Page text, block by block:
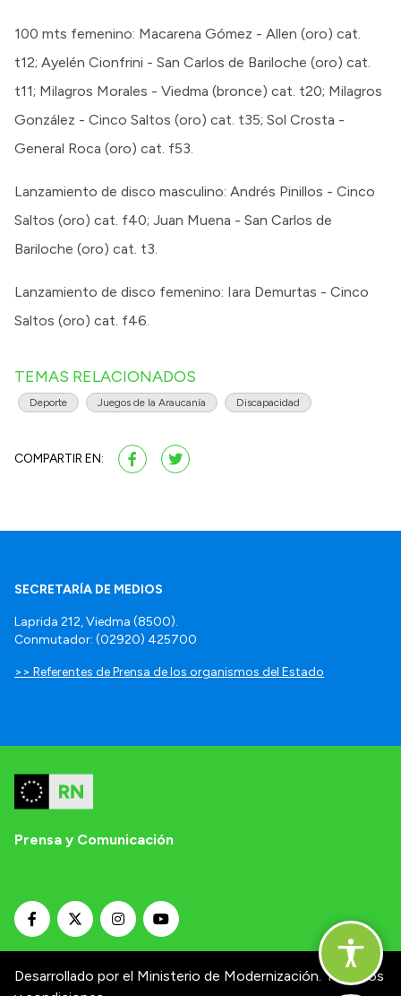
100 mts femenino: Macarena Gómez - Allen (oro) cat.
t12; Ayelén Cionfrini - San Carlos de Bariloche (oro) cat.
t11; Milagros Morales - Viedma (bronce) cat. t20; Milagros
González - Cinco Saltos (oro) cat. t35; Sol Crosta -
General Roca (oro) cat. f53.
Lanzamiento de disco masculino: Andrés Pinillos - Cinco
Saltos (oro) cat. f40; Juan Muena - San Carlos de
Bariloche (oro) cat. t3.
Lanzamiento de disco femenino: Iara Demurtas - Cinco
Saltos (oro) cat. f46.
TEMAS RELACIONADOS
Deporte Juegos de la Araucanía Discapacidad
COMPARTIR EN:
SECRETARÍA DE MEDIOS
Laprida 212, Viedma (8500).
Conmutador: (02920) 425700
>> Referentes de Prensa de los organismos del Estado
Prensa y Comunicación
Desarrollado por el Ministerio de Modernización. Términos